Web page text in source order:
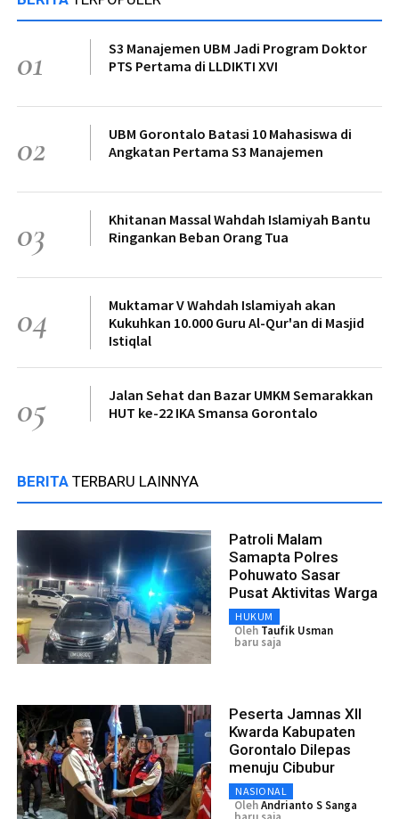
01
S3 Manajemen UBM Jadi Program Doktor
PTS Pertama di LLDIKTI XVI
02
UBM Gorontalo Batasi 10 Mahasiswa di
Angkatan Pertama S3 Manajemen
03
Khitanan Massal Wahdah Islamiyah Bantu
Ringankan Beban Orang Tua
04
Muktamar V Wahdah Islamiyah akan
Kukuhkan 10.000 Guru Al-Qur'an di Masjid
Istiqlal
05
Jalan Sehat dan Bazar UMKM Semarakkan
HUT ke-22 IKA Smansa Gorontalo
BERITA TERBARU LAINNYA
Patroli Malam
Samapta Polres
Pohuwato Sasar
Pusat Aktivitas Warga
HUKUM
Oleh Taufik Usman
baru saja
Peserta Jamnas XII
Kwarda Kabupaten
Gorontalo Dilepas
menuju Cibubur
NASIONAL
OlehAndrianto S Sanga